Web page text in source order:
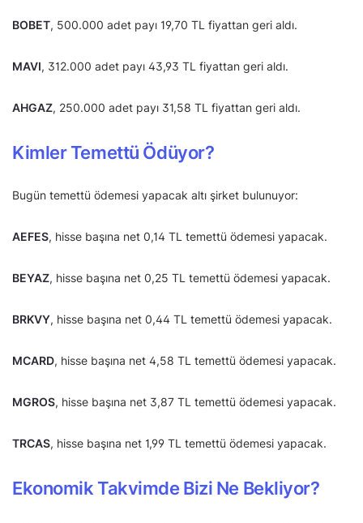
BOBET, 500.000 adet payı 19,70 TL fiyattan geri aldı.
MAVI, 312.000 adet payı 43,93 TL fiyattan geri aldı.
AHGAZ, 250.000 adet payı 31,58 TL fiyattan geri aldı.
Kimler Temettü Ödüyor?
Bugün temettü ödemesi yapacak altı şirket bulunuyor:
AEFES, hisse başına net 0,14 TL temettü ödemesi yapacak.
BEYAZ, hisse başına net 0,25 TL temettü ödemesi yapacak.
BRKVY, hisse başına net 0,44 TL temettü ödemesi yapacak.
MCARD, hisse başına net 4,58 TL temettü ödemesi yapacak.
MGROS, hisse başına net 3,87 TL temettü ödemesi yapacak.
TRCAS, hisse başına net 1,99 TL temettü ödemesi yapacak.
Ekonomik Takvimde Bizi Ne Bekliyor?